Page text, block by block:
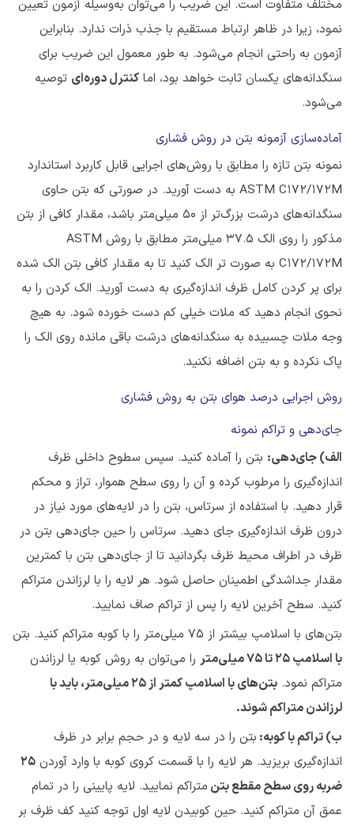
مختلف متفاوت است. این ضریب را می‌توان به‌وسیله آزمون تعیین
نمود، زیرا در ظاهر ارتباط مستقیم با جذب ذرات ندارد. بنابراین
آزمون به راحتی انجام می‌شود. به طور معمول این ضریب برای
سنگدانه‌های یکسان ثابت خواهد بود، اما کنترل دوره‌ای توصیه
می‌شود.
آماده‌سازی آزمونه بتن در روش فشاری
نمونه بتن تازه را مطابق با روش‌های اجرایی قابل کاربرد استاندارد
ASTM C172/172M به دست آورید. در صورتی که بتن حاوی
سنگدانه‌های درشت بزرگ‌تر از ۵۰ میلی‌متر باشد، مقدار کافی از بتن
مذکور را روی الک 37.5 میلی‌متر مطابق با روش ASTM
C172/172M به صورت تر الک کنید تا به مقدار کافی بتن الک شده
برای پر کردن کامل ظرف اندازه‌گیری به دست آورید. الک کردن را به
نحوی انجام دهید که ملات خیلی کم دست خورده شود. به هیچ
وجه ملات چسبیده به سنگدانه‌های درشت باقی مانده روی الک را
پاک نکرده و به بتن اضافه نکنید.
روش اجرایی درصد هوای بتن به روش فشاری
جای‌دهی و تراکم نمونه
الف) جای‌دهی: بتن را آماده کنید. سپس سطوح داخلی ظرف
اندازه‌گیری را مرطوب کرده و آن را روی سطح هموار، تراز و محکم
قرار دهید. با استفاده از سرتاس، بتن را در لایه‌های مورد نیاز در
درون ظرف اندازه‌گیری جای دهید. سرتاس را حین جای‌دهی بتن در
ظرف در اطراف محیط ظرف بگردانید تا از جای‌دهی بتن با کمترین
مقدار جداشدگی اطمینان حاصل شود. هر لایه را با لرزاندن متراکم
کنید. سطح آخرین لایه را پس از تراکم صاف نمایید.
بتن‌های با اسلامپ بیشتر از ۷۵ میلی‌متر را با کوبه متراکم کنید. بتن
با اسلامپ۲۵تا۷۵میلی‌متر را می‌توان به روش کوبه یا لرزاندن
متراکم نمود. بتن‌های با اسلامپ کمتر از۲۵میلی‌متر، باید با
لرزاندن متراکم شوند.
ب) تراکم با کوبه: بتن را در سه لایه و در حجم برابر در ظرف
اندازه‌گیری بریزید. هر لایه را با قسمت کروی کوبه با وارد آوردن ۲۵
ضربه روی سطح مقطع بتن متراکم نمایید. لایه پایینی را در تمام
عمق آن متراکم کنید. حین کوبیدن لایه اول توجه کنید کف ظرف بر